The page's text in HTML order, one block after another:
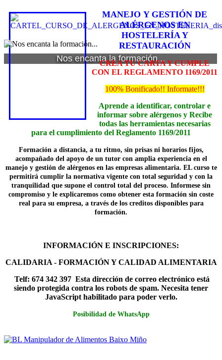
Nos encanta la formación...
MANEJO Y GESTIÓN DE
ALÉRGENOS EN
HOSTELERÍA Y
RESTAURACIÓN
CREA TU CARTA Y CUMPLE
CON EL REGLAMENTO 1169/2011
100% Bonificado!! Informate!!!
Aprende a identificar, controlar e
informar sobre alérgenos y Recibe
todas las herramientas necesarias
para el cumplimiento del Reglamento 1169/2011
Formación a distancia, a tu ritmo, sin prisas ni horarios fijos,
acompañado del apoyo de un tutor con amplia experiencia en el
manejo y gestión de alérgenos en las empresas alimentaria. EL curso te
permitirá cumplir la normativa vigente con total seguridad y con la
tranquilidad que supone el control total del proceso. Informese sin
compromiso y le explicaremos como obtener esta formación sin coste
real para su empresa, a través de los creditos disponibles para
formación.
INFORMACIÓN E INSCRIPCIONES:
CALIDARIA - FORMACIÓN Y CALIDAD ALIMENTARIA
Telf: 674 342 397 Esta dirección de correo electrónico está
siendo protegida contra los robots de spam. Necesita tener
JavaScript habilitado para poder verlo.
Posibilidad de WhatsApp